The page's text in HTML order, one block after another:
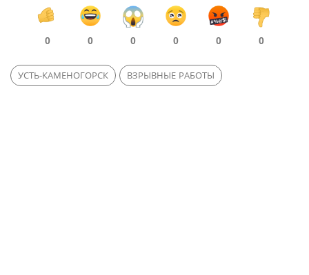
0 0 0 0 0 0
УСТЬ-КАМЕНОГОРСК ВЗРЫВНЫЕ РАБОТЫ